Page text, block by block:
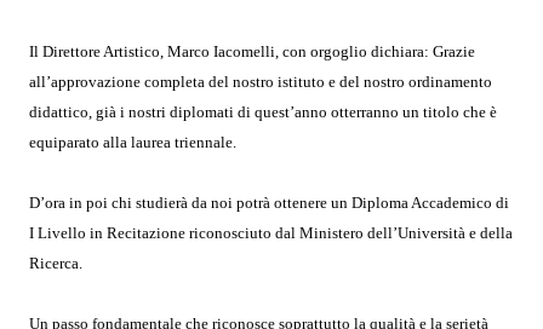
Il Direttore Artistico, Marco Iacomelli, con orgoglio dichiara: Grazie
all’approvazione completa del nostro istituto e del nostro ordinamento
didattico, già i nostri diplomati di quest’anno otterranno un titolo che è
equiparato alla laurea triennale.
D’ora in poi chi studierà da noi potrà ottenere un Diploma Accademico di
I Livello in Recitazione riconosciuto dal Ministero dell’Università e della
Ricerca.
Un passo fondamentale che riconosce soprattutto la qualità e la serietà